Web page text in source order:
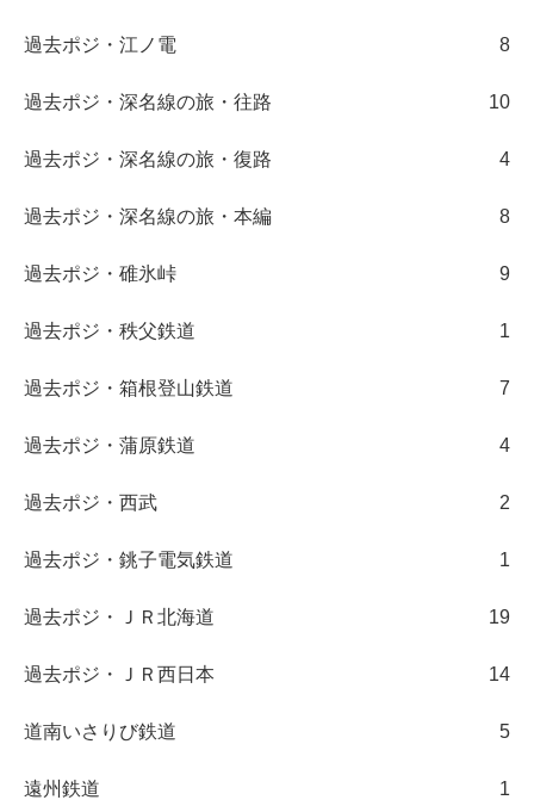
過去ポジ・江ノ電 8
過去ポジ・深名線の旅・往路 10
過去ポジ・深名線の旅・復路 4
過去ポジ・深名線の旅・本編 8
過去ポジ・碓氷峠 9
過去ポジ・秩父鉄道 1
過去ポジ・箱根登山鉄道 7
過去ポジ・蒲原鉄道 4
過去ポジ・西武 2
過去ポジ・銚子電気鉄道 1
過去ポジ・ＪＲ北海道 19
過去ポジ・ＪＲ西日本 14
道南いさりび鉄道 5
遠州鉄道 1